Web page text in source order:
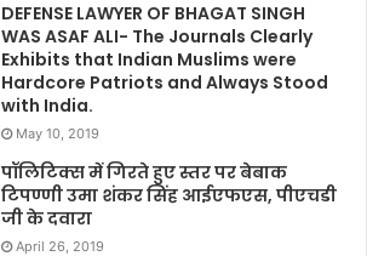
DEFENSE LAWYER OF BHAGAT SINGH
WAS ASAF ALI- The Journals Clearly
Exhibits that Indian Muslims were
Hardcore Patriots and Always Stood
with India.
May 10, 2019
पॉलिटिक्स में गिरते हुए स्तर पर बेबाक
टिपण्णी उमा शंकर सिंह आईएफएस, पीएचडी
जी के दवारा
April 26, 2019